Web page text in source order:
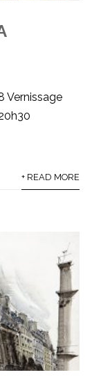
Vernissage
+ READ MORE